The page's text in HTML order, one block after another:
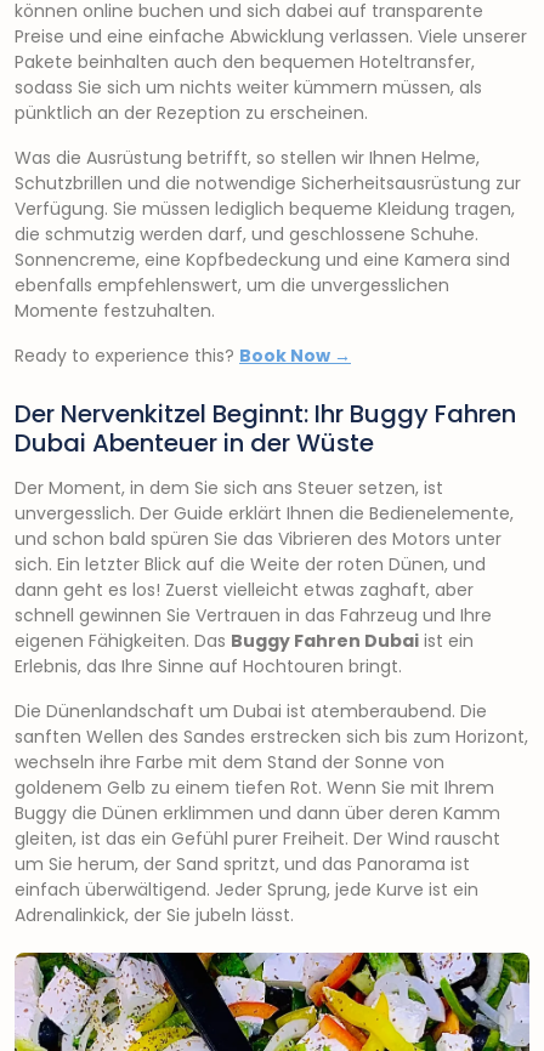
können online buchen und sich dabei auf transparente
Preise und eine einfache Abwicklung verlassen. Viele unserer
Pakete beinhalten auch den bequemen Hoteltransfer,
sodass Sie sich um nichts weiter kümmern müssen, als
pünktlich an der Rezeption zu erscheinen.
Was die Ausrüstung betrifft, so stellen wir Ihnen Helme,
Schutzbrillen und die notwendige Sicherheitsausrüstung zur
Verfügung. Sie müssen lediglich bequeme Kleidung tragen,
die schmutzig werden darf, und geschlossene Schuhe.
Sonnencreme, eine Kopfbedeckung und eine Kamera sind
ebenfalls empfehlenswert, um die unvergesslichen
Momente festzuhalten.
Ready to experience this? Book Now →
Der Nervenkitzel Beginnt: Ihr Buggy Fahren
Dubai Abenteuer in der Wüste
Der Moment, in dem Sie sich ans Steuer setzen, ist
unvergesslich. Der Guide erklärt Ihnen die Bedienelemente,
und schon bald spüren Sie das Vibrieren des Motors unter
sich. Ein letzter Blick auf die Weite der roten Dünen, und
dann geht es los! Zuerst vielleicht etwas zaghaft, aber
schnell gewinnen Sie Vertrauen in das Fahrzeug und Ihre
eigenen Fähigkeiten. Das Buggy Fahren Dubai ist ein
Erlebnis, das Ihre Sinne auf Hochtouren bringt.
Die Dünenlandschaft um Dubai ist atemberaubend. Die
sanften Wellen des Sandes erstrecken sich bis zum Horizont,
wechseln ihre Farbe mit dem Stand der Sonne von
goldenem Gelb zu einem tiefen Rot. Wenn Sie mit Ihrem
Buggy die Dünen erklimmen und dann über deren Kamm
gleiten, ist das ein Gefühl purer Freiheit. Der Wind rauscht
um Sie herum, der Sand spritzt, und das Panorama ist
einfach überwältigend. Jeder Sprung, jede Kurve ist ein
Adrenalinkick, der Sie jubeln lässt.